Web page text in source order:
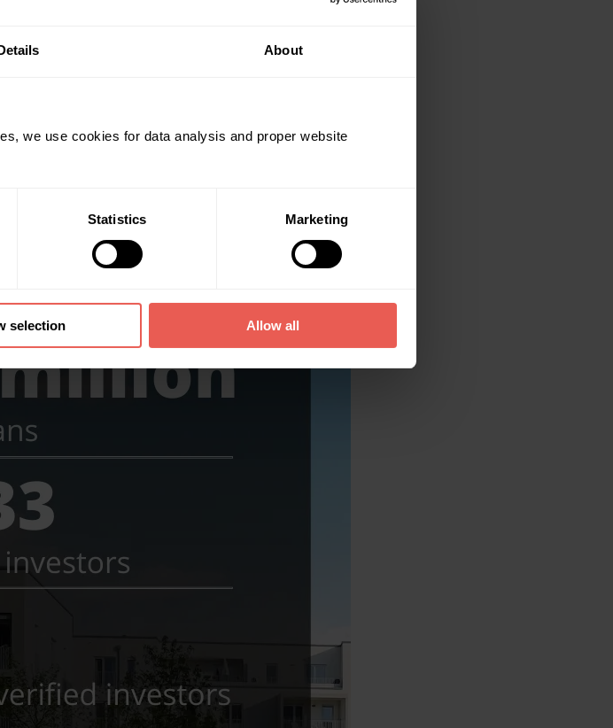
About
we use cookies for data analysis and proper website
Statistics Marketing
selection Allow all